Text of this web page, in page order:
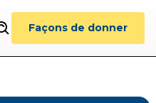
Façons de donner